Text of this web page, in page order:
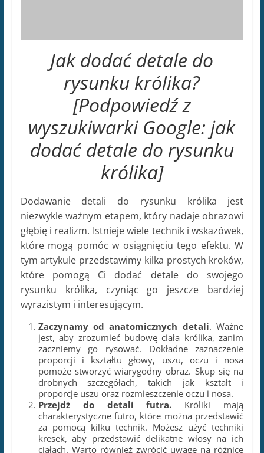
Dodawanie detali do rysunku królika jest
niezwykle ważnym etapem, który nadaje obrazowi
głębię i realizm. Istnieje wiele technik i wskazówek,
które mogą pomóc w osiągnięciu tego efektu. W
tym artykule przedstawimy kilka prostych kroków,
które pomogą Ci dodać detale do swojego
rysunku królika, czyniąc go jeszcze bardziej
wyrazistym i interesującym.
Zaczynamy od anatomicznych detali
zaczniemy go rysować. Dokładne zaznaczenie
proporcji i kształtu głowy, uszu, oczu i nosa
pomoże stworzyć wiarygodny obraz. Skup się na
drobnych szczegółach, takich jak kształt i
proporcje uszu oraz rozmieszczenie oczu i nosa.
Przejdź do detali futra.
Króliki mają
charakterystyczne futro, które można przedstawić
za pomocą kilku technik. Możesz użyć techniki
kresek, aby przedstawić delikatne włosy na ich
ciałach. Warto również zwrócić uwagę na różnice
w długości futra na różnych częściach ciała królika,
na przykład na grzbiecie, brzuchu i ogonie. To
pomoże nadać rysunkowi teksturę i głębię.
Skup się na oczach.Oczy są bardzo ważnym
elementem rysunku, który dodaje wyrazistości
postaci. Zwróć uwagę na detale, takie jak źrenice,
tęczówki i refleksy świetlne w oczach. Mogą one
znacznie wpłynąć na wyrazistość rysunku królika,
dodając mu życia i charakteru.
Nie zapomnij o szczegółach anatomicznych.
Rysując królika, warto zwrócić uwagę na detale
takie jak łapki, pazury i ogon. Te elementy mogą
być małymi, ale istotnymi szczegółami, które